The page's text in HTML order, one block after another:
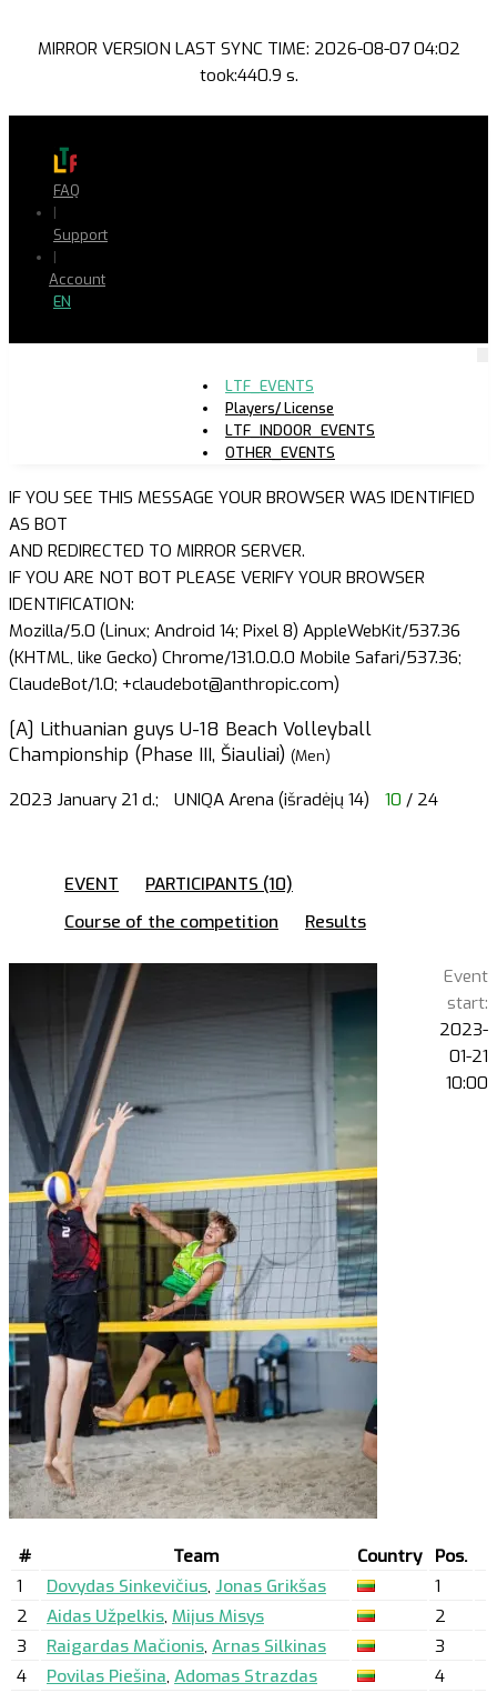
MIRROR VERSION LAST SYNC TIME: 2026-08-07 04:02
took:440.9 s.
FAQ
|
Support
|
Account
EN
LTF_EVENTS
Players/ License
LTF_INDOOR_EVENTS
OTHER_EVENTS
IF YOU SEE THIS MESSAGE YOUR BROWSER WAS IDENTIFIED
AS BOT
AND REDIRECTED TO MIRROR SERVER.
IF YOU ARE NOT BOT PLEASE VERIFY YOUR BROWSER
IDENTIFICATION:
Mozilla/5.0 (Linux; Android 14; Pixel 8) AppleWebKit/537.36
(KHTML, like Gecko) Chrome/131.0.0.0 Mobile Safari/537.36;
ClaudeBot/1.0; +claudebot@anthropic.com)
[A] Lithuanian guys U-18 Beach Volleyball
Championship (Phase III, Šiauliai) (Men)
2023 January 21 d.; UNIQA Arena (išradėjų 14) 10 / 24
EVENT
PARTICIPANTS (10)
Course of the competition
Results
Event
start:
2023-
01-21
10:00
# Team Country
Pos.
1
Dovydas Sinkevičius, Jonas Grikšas
1
2
Aidas Užpelkis, Mijus Misys
2
3
Raigardas Mačionis, Arnas Silkinas
3
4
Povilas Piešina, Adomas Strazdas
4